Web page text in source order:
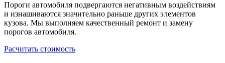
Пороги автомобиля подвергаются негативным воздействиям
и изнашиваются значительно раньше других элементов
кузова. Мы выполняем качественный ремонт и замену
порогов автомобиля.
Расчитать стоимость